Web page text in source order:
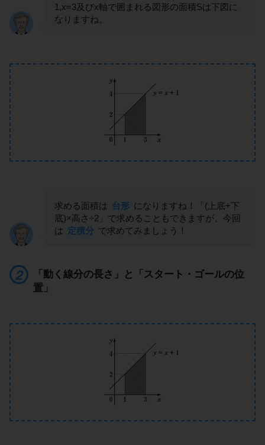
1,x=3及びx軸で囲まれる図形の面積Sは下図に
なりますね。
求める面積は 台形 になりますね！「(上底+下
底)×高さ÷2」で求めることもできますが、今回
は 定積分 で求めてみましょう！
「動く線分の長さ」と「スタート・ゴールの位
置」